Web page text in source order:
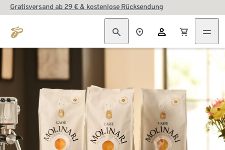
Gratisversand ab 29 € & kostenlose Rücksendung